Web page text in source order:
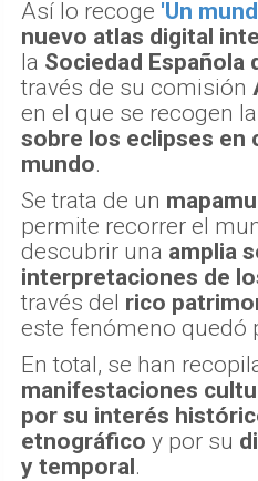
Así lo recoge 'Un
nuevo atlas digital
la Sociedad Española
través de su comisión
en el que se recogen
sobre los eclipses en
mundo.
Se trata de un
permite recorrer el
descubrir una amplia
interpretaciones de
través del rico
este fenómeno quedó
En total, se han
manifestaciones
por su interés
etnográfico y por su
y temporal.